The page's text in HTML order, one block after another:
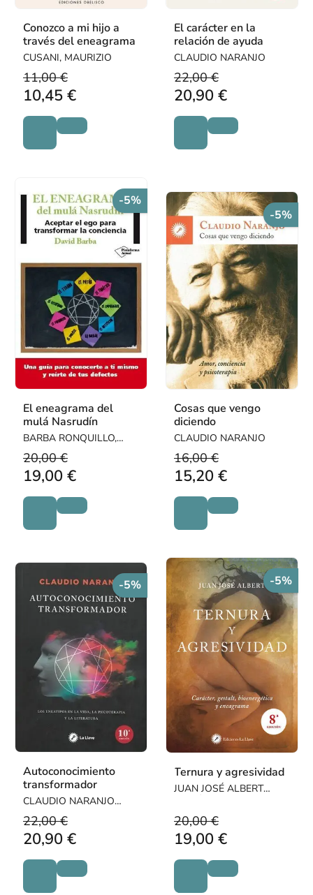
Conozco a mi hijo a
través del eneagrama
CUSANI, MAURIZIO
11,00 €
10,45 €
El carácter en la
relación de ayuda
CLAUDIO NARANJO
22,00 €
20,90 €
-5%
El eneagrama del
mulá Nasrudín
BARBA RONQUILLO,
DAVID
20,00 €
19,00 €
-5%
Cosas que vengo
diciendo
CLAUDIO NARANJO
16,00 €
15,20 €
-5%
Autoconocimiento
transformador
CLAUDIO NARANJO
(CHILENO)
22,00 €
20,90 €
-5%
Ternura y agresividad
JUAN JOSÉ ALBERT
20,00 €
19,00 €